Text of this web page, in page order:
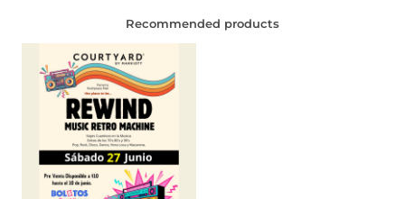
Recommended products